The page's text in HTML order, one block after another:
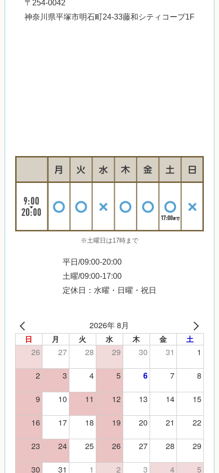
〒254-0042
神奈川県平塚市明石町24-33藤和シティコープ1F
※土曜日は17時まで
平日/09:00-20:00
土曜/09:00-17:00
定休日：水曜・日曜・祝日
2026年 8月
日 月 火 水 木 金 土
26 27 28 29 30 31
1
2
3 4 5 6 7
8
9
10 11 12 13 14
15
16
17 18 19 20 21
22
23
24 25 26 27 28
29
30
31 1 2 3 4 5